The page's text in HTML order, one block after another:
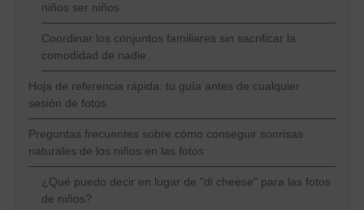
niños ser niños
Coordinar los conjuntos familiares sin sacrificar la
comodidad de nadie
Hoja de referencia rápida: tu guía antes de cualquier
sesión de fotos
Preguntas frecuentes sobre cómo conseguir sonrisas
naturales de los niños en las fotos
¿Qué puedo decir en lugar de "di cheese" para las fotos
de niños?